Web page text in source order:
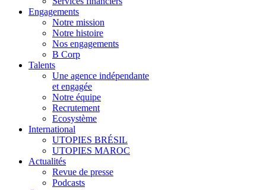
Engagements
Notre mission
Notre histoire
Nos engagements
B Corp
Talents
Une agence indépendante
et engagée
Notre équipe
Recrutement
Ecosystème
International
UTOPIES BRÉSIL
UTOPIES MAROC
Actualités
Revue de presse
Podcasts